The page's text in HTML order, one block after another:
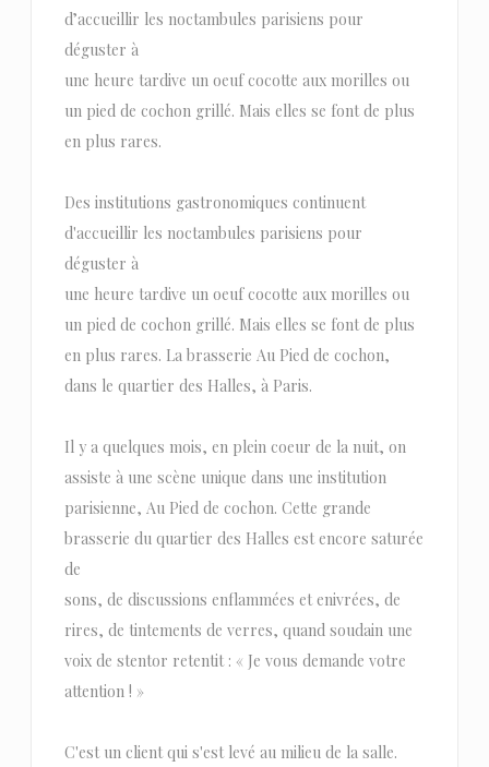
d’accueillir les noctambules parisiens pour
déguster à
une heure tardive un oeuf cocotte aux morilles ou
un pied de cochon grillé. Mais elles se font de plus
en plus rares.
Des institutions gastronomiques continuent
d'accueillir les noctambules parisiens pour
déguster à
une heure tardive un oeuf cocotte aux morilles ou
un pied de cochon grillé. Mais elles se font de plus
en plus rares. La brasserie Au Pied de cochon,
dans le quartier des Halles, à Paris.
Il y a quelques mois, en plein coeur de la nuit, on
assiste à une scène unique dans une institution
parisienne, Au Pied de cochon. Cette grande
brasserie du quartier des Halles est encore saturée
de
sons, de discussions enflammées et enivrées, de
rires, de tintements de verres, quand soudain une
voix de stentor retentit : « Je vous demande votre
attention ! »
C'est un client qui s'est levé au milieu de la salle.